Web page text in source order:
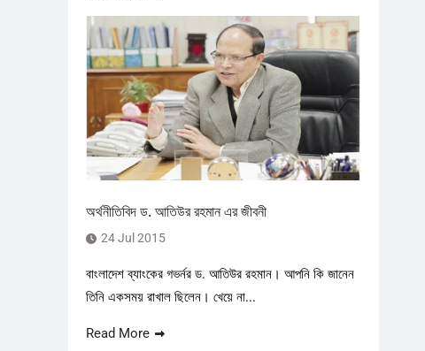
অর্থনীতিবিদ ড. আতিউর রহমান এর জীবনী
24 Jul 2015
বাংলাদেশ ব্যাংকের গভর্নর ড. আতিউর রহমান। আপনি কি জানেন
তিনি একসময় রাখাল ছিলেন। খেয়ে না...
Read More